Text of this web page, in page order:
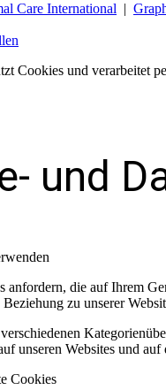
Care International |
Cookies und verarbeitet
und
anfordern, die auf Ihrem
zu unserer
unseren Websites und
Cookies